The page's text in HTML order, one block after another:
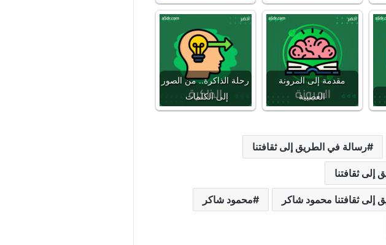
رحلة الذاكرة.. من الصور
إلى الكلمات
مقدمة إلى المرونة
العصبية
رسالة في الطريق إلى ثقافتنا
ثقافتنا
إلى ثقافتنا محمود شاكر محمود شاكر